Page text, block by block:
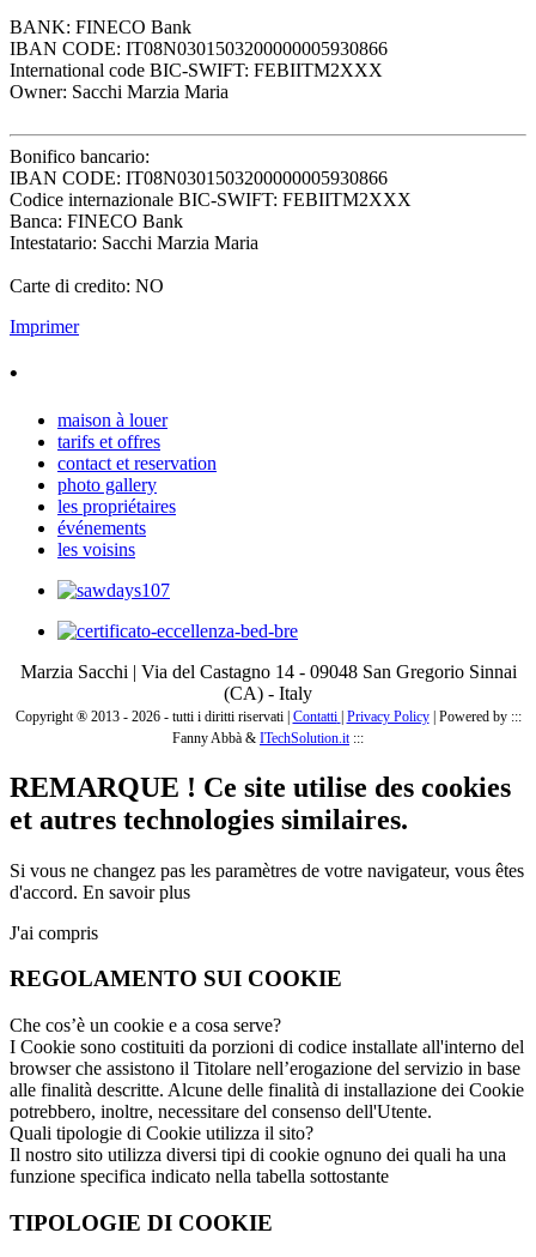
BANK: FINECO Bank
IBAN CODE: IT08N0301503200000005930866
International code BIC-SWIFT: FEBIITM2XXX
Owner: Sacchi Marzia Maria
Bonifico bancario:
IBAN CODE: IT08N0301503200000005930866
Codice internazionale BIC-SWIFT: FEBIITM2XXX
Banca: FINECO Bank
Intestatario: Sacchi Marzia Maria
Carte di credito: NO
Imprimer
•
maison à louer
tarifs et offres
contact et reservation
photo gallery
les propriétaires
événements
les voisins
Marzia Sacchi | Via del Castagno 14 - 09048 San Gregorio Sinnai
(CA) - Italy
Copyright ® 2013 - 2026 - tutti i diritti riservati | Contatti | Privacy Policy| Powered by :::
Fanny Abbà & ITechSolution.it:::
REMARQUE ! Ce site utilise des cookies
et autres technologies similaires.
Si vous ne changez pas les paramètres de votre navigateur, vous êtes
d'accord. En savoir plus
J'ai compris
REGOLAMENTO SUI COOKIE
Che cos’è un cookie e a cosa serve?
I Cookie sono costituiti da porzioni di codice installate all'interno del
browser che assistono il Titolare nell’erogazione del servizio in base
alle finalità descritte. Alcune delle finalità di installazione dei Cookie
potrebbero, inoltre, necessitare del consenso dell'Utente.
Quali tipologie di Cookie utilizza il sito?
Il nostro sito utilizza diversi tipi di cookie ognuno dei quali ha una
funzione specifica indicato nella tabella sottostante
TIPOLOGIE DI COOKIE